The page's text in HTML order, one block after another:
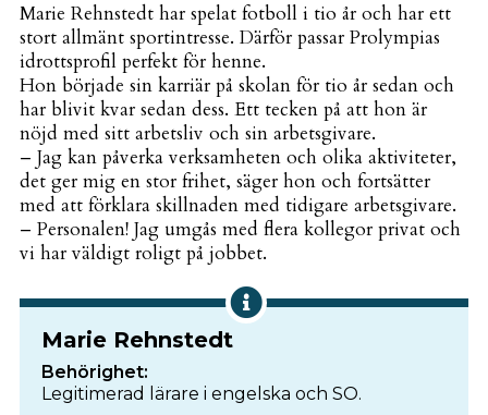
Marie Rehnstedt har spelat fotboll i tio år och har ett
stort allmänt sportintresse. Därför passar Prolympias
idrottsprofil perfekt för henne.
Hon började sin karriär på skolan för tio år sedan och
har blivit kvar sedan dess. Ett tecken på att hon är
nöjd med sitt arbetsliv och sin arbetsgivare.
– Jag kan påverka verksamheten och olika aktiviteter,
det ger mig en stor frihet, säger hon och fortsätter
med att förklara skillnaden med tidigare arbetsgivare.
– Personalen! Jag umgås med flera kollegor privat och
vi har väldigt roligt på jobbet.
Marie Rehnstedt
Behörighet:
Legitimerad lärare i engelska och SO.